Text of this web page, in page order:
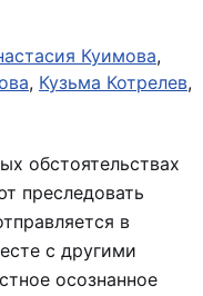
Куимова,
, Кузьма Котрелев,
обстоятельствах
преследовать
в
с другими
осознанное